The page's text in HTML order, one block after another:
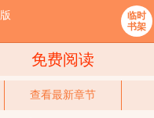
临时
书架
免费阅读
查看最新章节